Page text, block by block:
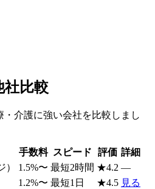
社比較
・介護に強い会社を比較しまし
手数料 スピード 評価 詳細
） 1.5%〜 最短2時間 ★4.2 —
1.2%〜 最短1日 ★4.5 見る